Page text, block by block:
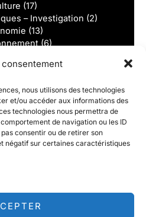
consentement
nous utilisons des technologies
et/ou accéder aux informations des
technologies nous permettra de
de navigation ou les ID
consentir ou de retirer son
négatif sur certaines caractéristiques
(17)
– Investigation (2)
(13)
(6)
(3)
(3)
(3)
(3)
(15)
(3)
(1)
actualités